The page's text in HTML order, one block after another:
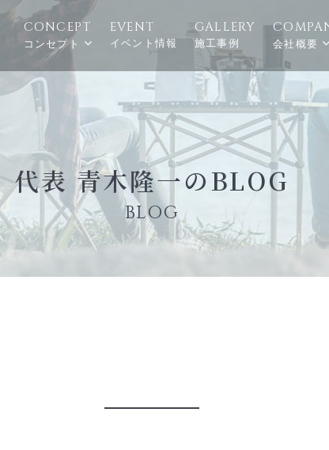
CONCEPT
コンセプト
EVENT
イベント情報
GALLERY
施工事例 会社概要
代表 青木隆一のBLOG
BLOG